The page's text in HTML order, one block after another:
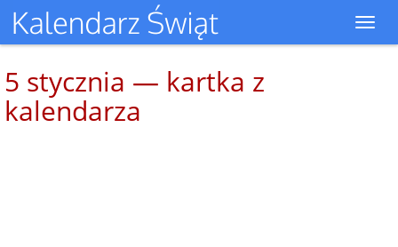
5 stycznia — kartka z
kalendarza